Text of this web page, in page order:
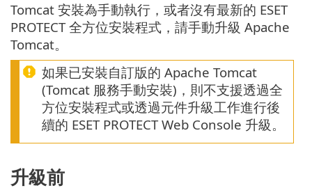
Tomcat 安裝為手動執行，或者沒有最新的 ESET
PROTECT 全方位安裝程式，請手動升級 Apache
Tomcat。
如果已安裝自訂版的 Apache Tomcat
(Tomcat 服務手動安裝)，則不支援透過全
方位安裝程式或透過元件升級工作進行後
續的 ESET PROTECT Web Console 升級。
升級前